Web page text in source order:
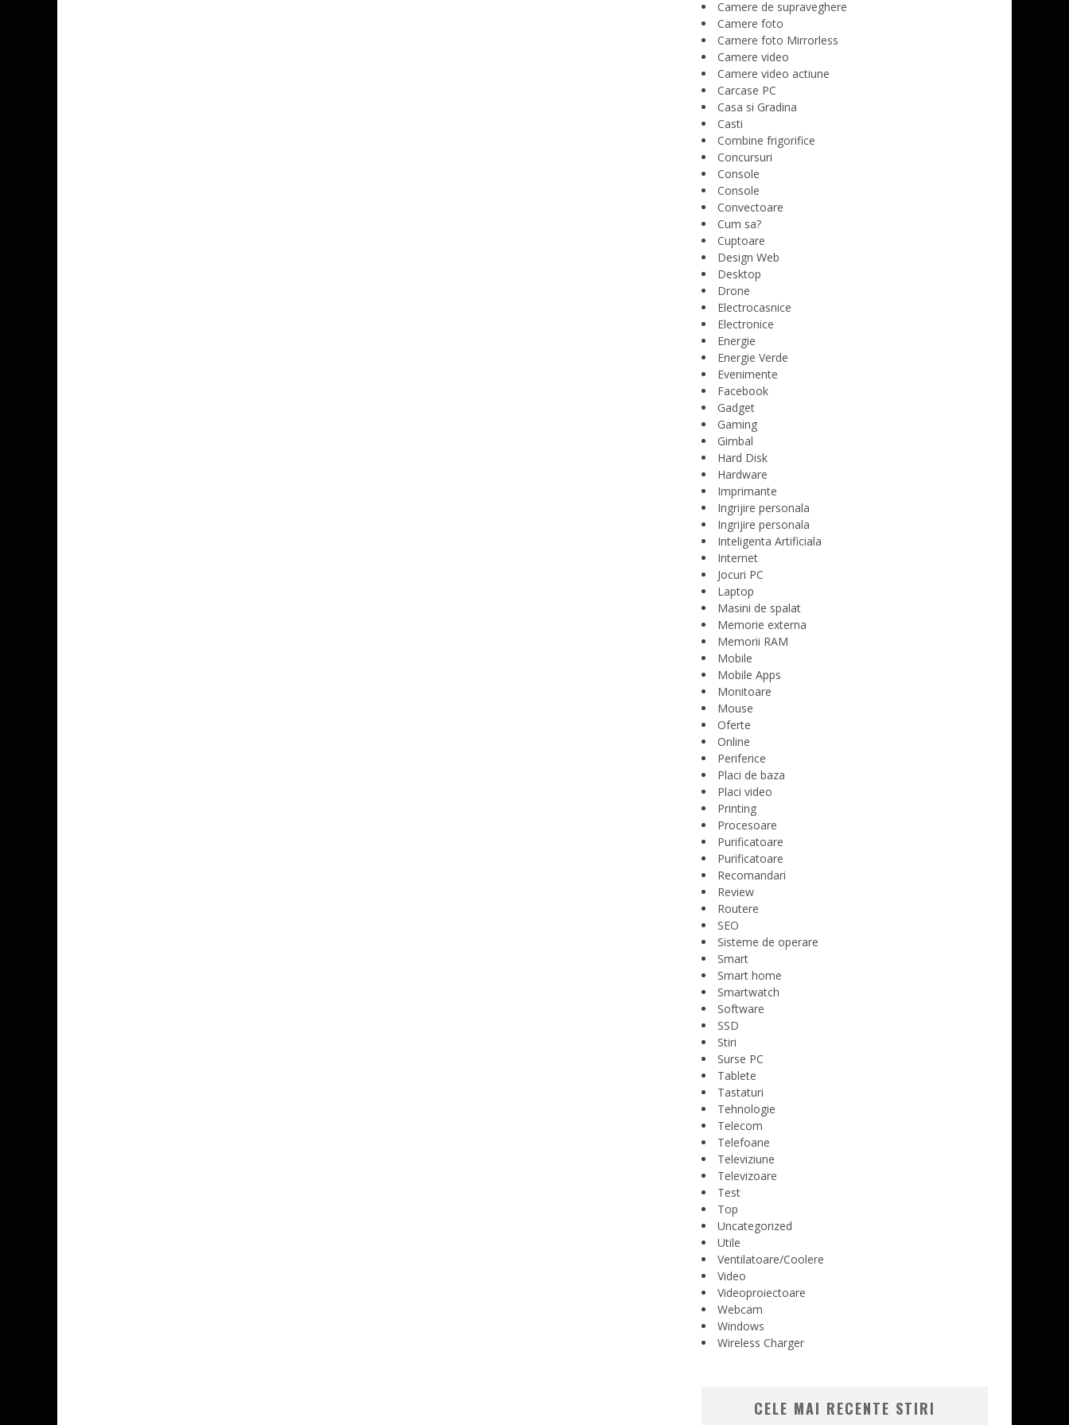
Camere de supraveghere
Camere foto
Camere foto Mirrorless
Camere video
Camere video actiune
Carcase PC
Casa si Gradina
Casti
Combine frigorifice
Concursuri
Console
Console
Convectoare
Cum sa?
Cuptoare
Design Web
Desktop
Drone
Electrocasnice
Electronice
Energie
Energie Verde
Evenimente
Facebook
Gadget
Gaming
Gimbal
Hard Disk
Hardware
Imprimante
Ingrijire personala
Ingrijire personala
Inteligenta Artificiala
Internet
Jocuri PC
Laptop
Masini de spalat
Memorie externa
Memorii RAM
Mobile
Mobile Apps
Monitoare
Mouse
Oferte
Online
Periferice
Placi de baza
Placi video
Printing
Procesoare
Purificatoare
Purificatoare
Recomandari
Review
Routere
SEO
Sisteme de operare
Smart
Smart home
Smartwatch
Software
SSD
Stiri
Surse PC
Tablete
Tastaturi
Tehnologie
Telecom
Telefoane
Televiziune
Televizoare
Test
Top
Uncategorized
Utile
Ventilatoare/Coolere
Video
Videoproiectoare
Webcam
Windows
Wireless Charger
CELE MAI RECENTE STIRI